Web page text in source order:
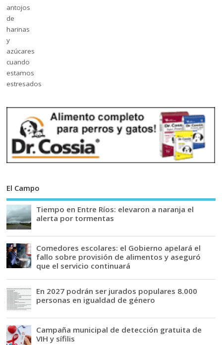
El Campo
Tiempo en Entre Ríos: elevaron a naranja el
alerta por tormentas
Comedores escolares: el Gobierno apelará el
fallo sobre provisión de alimentos y aseguró
que el servicio continuará
En 2027 podrán ser jurados populares 8.000
personas en igualdad de género
Campaña municipal de detección gratuita de
VIH y sífilis